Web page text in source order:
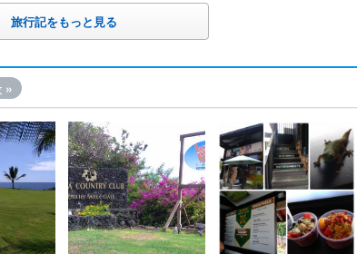
旅行記をもっと見る
»